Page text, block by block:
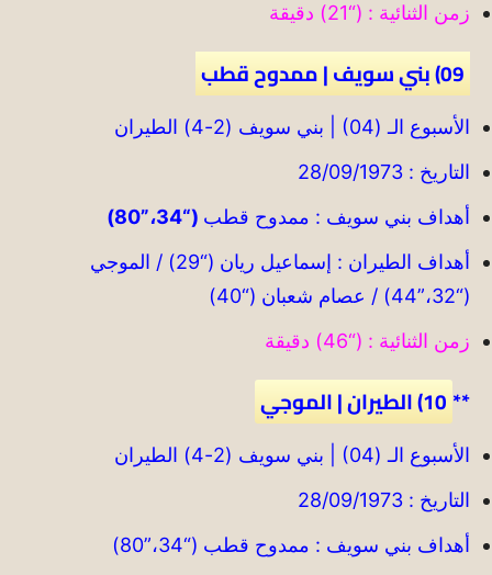
زمن الثنائية : (“21) دقيقة
09) بني سويف | ممدوح قطب
الأسبوع الـ (04) | بني سويف (2-4) الطيران
التاريخ : 28/09/1973
أهداف بني سويف : ممدوح قطب (“34،”80)
أهداف الطيران : إسماعيل ريان (“29) / الموجي
(“32،”44) / عصام شعبان (“40)
زمن الثنائية : (“46) دقيقة
**10) الطيران | الموجي
الأسبوع الـ (04) | بني سويف (2-4) الطيران
التاريخ : 28/09/1973
أهداف بني سويف : ممدوح قطب (“34،”80)